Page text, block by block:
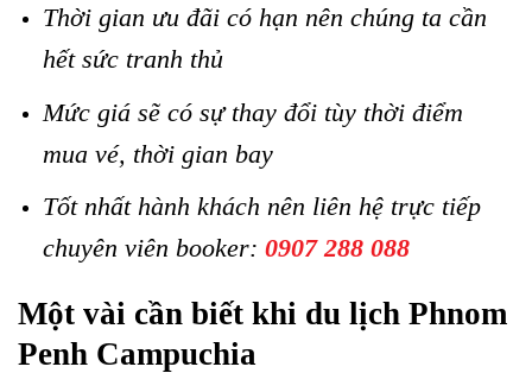
Thời gian ưu đãi có hạn nên chúng ta cần
hết sức tranh thủ
Mức giá sẽ có sự thay đổi tùy thời điểm
mua vé, thời gian bay
Tốt nhất hành khách nên liên hệ trực tiếp
chuyên viên booker: 0907 288 088
Một vài cần biết khi du lịch Phnom
Penh Campuchia